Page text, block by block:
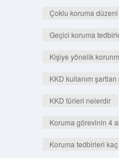
Çoklu koruma düzeni
Geçici koruma
Kişiye yönelik
KKD kullanım
KKD türleri nelerdir
Koruma görevinin 4
Koruma tedbirleri